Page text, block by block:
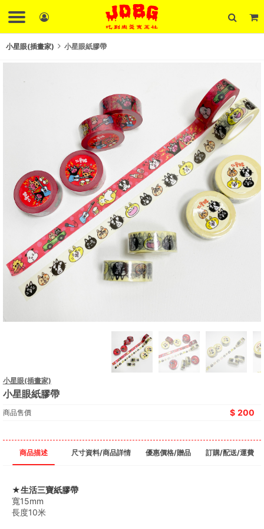
小星眼(插畫家) 小星眼紙膠帶
小星眼(插畫家)
小星眼紙膠帶
商品售價 200
商品描述 尺寸資料/商品詳情 優惠價格/贈品 訂購/配送/運費
★生活三寶紙膠帶
寬15mm
長度10米